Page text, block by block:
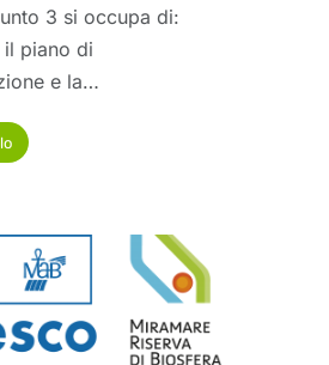
3 si occupa di:
il piano di
e la…